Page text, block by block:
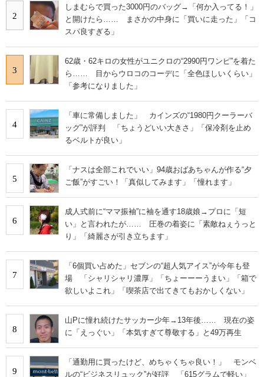
2
しまむらで買った3000円のバッグ→「何か入ってる！」
と開けたら…… まさかの中身に「買いに走った」「コ
スパ良すぎる」
3
62歳・62キロの女性がユニクロの“2990円ワンピ”を着た
ら…… 目からウロコのコーデに「全色ほしいくらい」
「参考になりました」
4
「車に常備しました」 カインズの“1980円クーラーバ
ッグ”が評判 「ちょうどいい大きさ」「保冷剤を止め
るベルトが良い」
5
「ナスは全部これでいい」94歳おばあちゃんが作る“夕
ご飯”がすごい！「真似してみます」「憧れます」
6
成人式前に“ママ振袖”に袖を通す18歳娘→プロに「短
い」と言われたが…… 圧巻の着姿に「素敵ねぇうっと
り」「綺麗さが引き立ちます」
7
「6個買い占めた」セブンの“超人気アイス”が今年も登
場 「シャリシャリ濃厚」「ちょーーーうまい」「箱で
欲しいよこれ」「喫茶店で出てきてもおかしくない」
8
山Pに憧れ続けたサッカー少年→13年後…… 現在の姿
に「えっぐい」「本気すぎて尊敬する」と49万再生
9
「通勤用に買ったけど、めちゃくちゃ良い！」 モンベ
ルの“ビジネスリュック”が好評 「615グラムで軽い」